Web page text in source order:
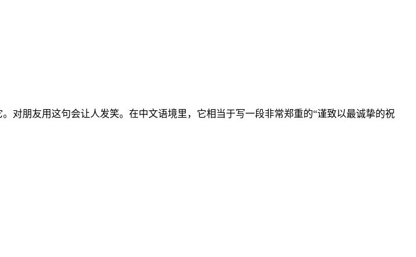
对朋友用这句会让人发笑。在中文语境里，它相当于写一段非常郑重的“谨致以最诚挚的祝